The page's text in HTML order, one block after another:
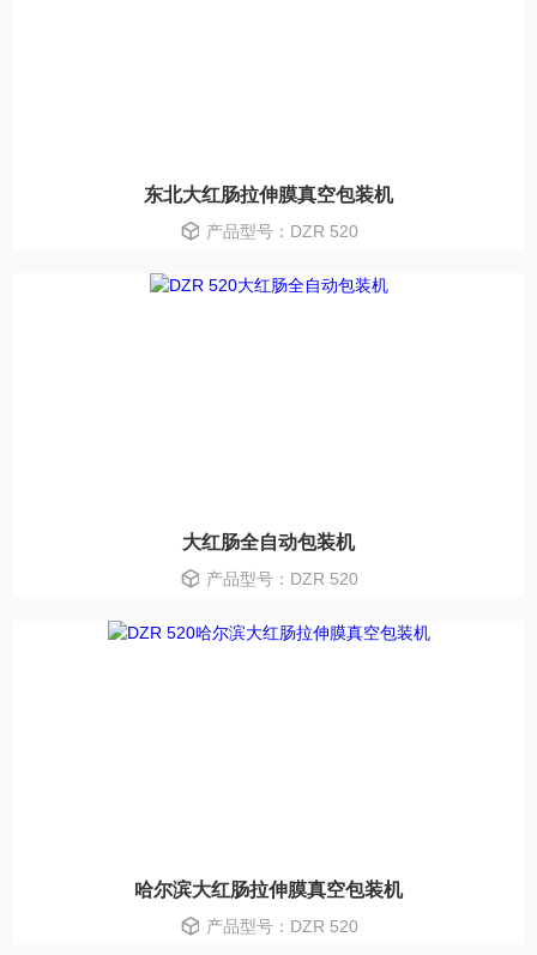
东北大红肠拉伸膜真空包装机
产品型号：DZR 520
大红肠全自动包装机
产品型号：DZR 520
哈尔滨大红肠拉伸膜真空包装机
产品型号：DZR 520